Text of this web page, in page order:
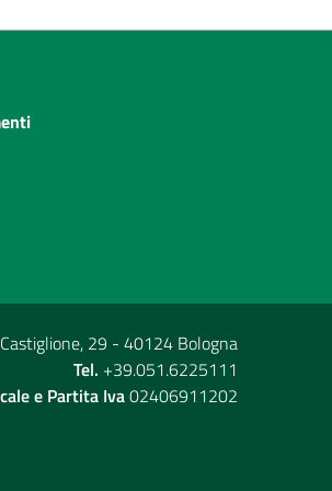
29 - 40124 Bologna
Tel. +39.051.6225111
e Partita Iva02406911202